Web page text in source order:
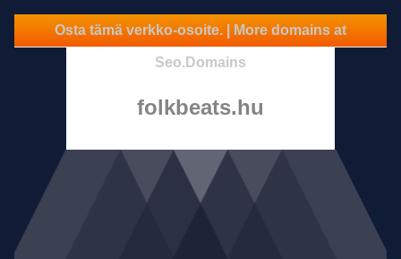
Osta tämä verkko-osoite. | More domains at
Seo.Domains
folkbeats.hu